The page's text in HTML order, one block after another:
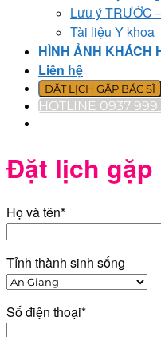
Lưu ý TRƯỚC
Tài liệu Y khoa
HÌNH ẢNH KHÁCH
Liên hệ
ĐẶT LỊCH GẶP BÁC SĨ
HOTLINE 0937 999
Đặt lịch
Họ và tên*
Tỉnh thành sinh sống
Số điện thoại*